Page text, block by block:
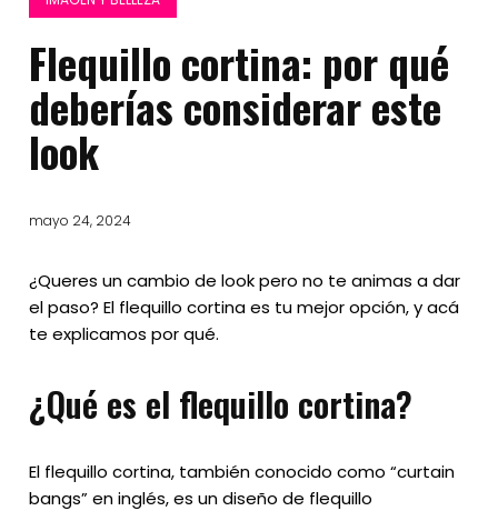
Flequillo cortina: por qué
deberías considerar este
look
mayo 24, 2024
¿Queres un cambio de look pero no te animas a dar
el paso? El flequillo cortina es tu mejor opción, y acá
te explicamos por qué.
¿Qué es el flequillo cortina?
El flequillo cortina, también conocido como “curtain
bangs” en inglés, es un diseño de flequillo